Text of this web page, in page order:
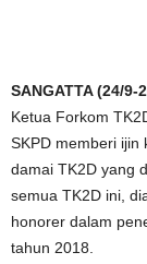
SANGATTA (24/9-
Ketua Forkom
SKPD memberi ijin
damai TK2D yang
semua TK2D ini,
honorer dalam
tahun 2018.